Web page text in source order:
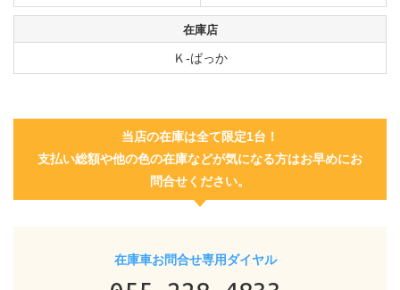
在庫店
Ｋ-ばっか
当店の在庫は全て限定1台！
支払い総額や他の色の在庫などが気になる方はお早めにお
問合せください。
在庫車お問合せ専用ダイヤル